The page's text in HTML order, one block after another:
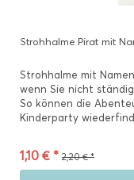
Strohhalme Pirat mit
Strohhalme mit
wenn Sie nicht
So können die
Kinderparty
1,10 € * 2,20 € *